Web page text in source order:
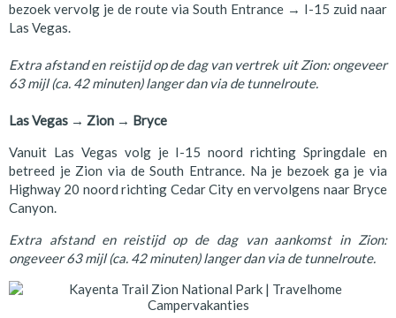
bezoek vervolg je de route via South Entrance → I-15 zuid naar
Las Vegas.
Extra afstand en reistijd op de dag van vertrek uit Zion: ongeveer
63 mijl (ca. 42 minuten) langer dan via de tunnelroute.
Las Vegas → Zion → Bryce
Vanuit Las Vegas volg je I-15 noord richting Springdale en
betreed je Zion via de South Entrance. Na je bezoek ga je via
Highway 20 noord richting Cedar City en vervolgens naar Bryce
Canyon.
Extra afstand en reistijd op de dag van aankomst in Zion:
ongeveer 63 mijl (ca. 42 minuten) langer dan via de tunnelroute.